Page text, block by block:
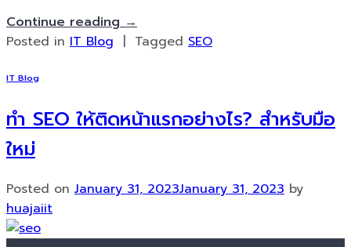
Continue reading →
Posted in IT Blog | Tagged SEO
IT Blog
ทำ SEO ให้ติดหน้าแรกอย่างไร? สำหรับมือ
ใหม่
Posted on January 31, 2023January 31, 2023 by
huajaiit